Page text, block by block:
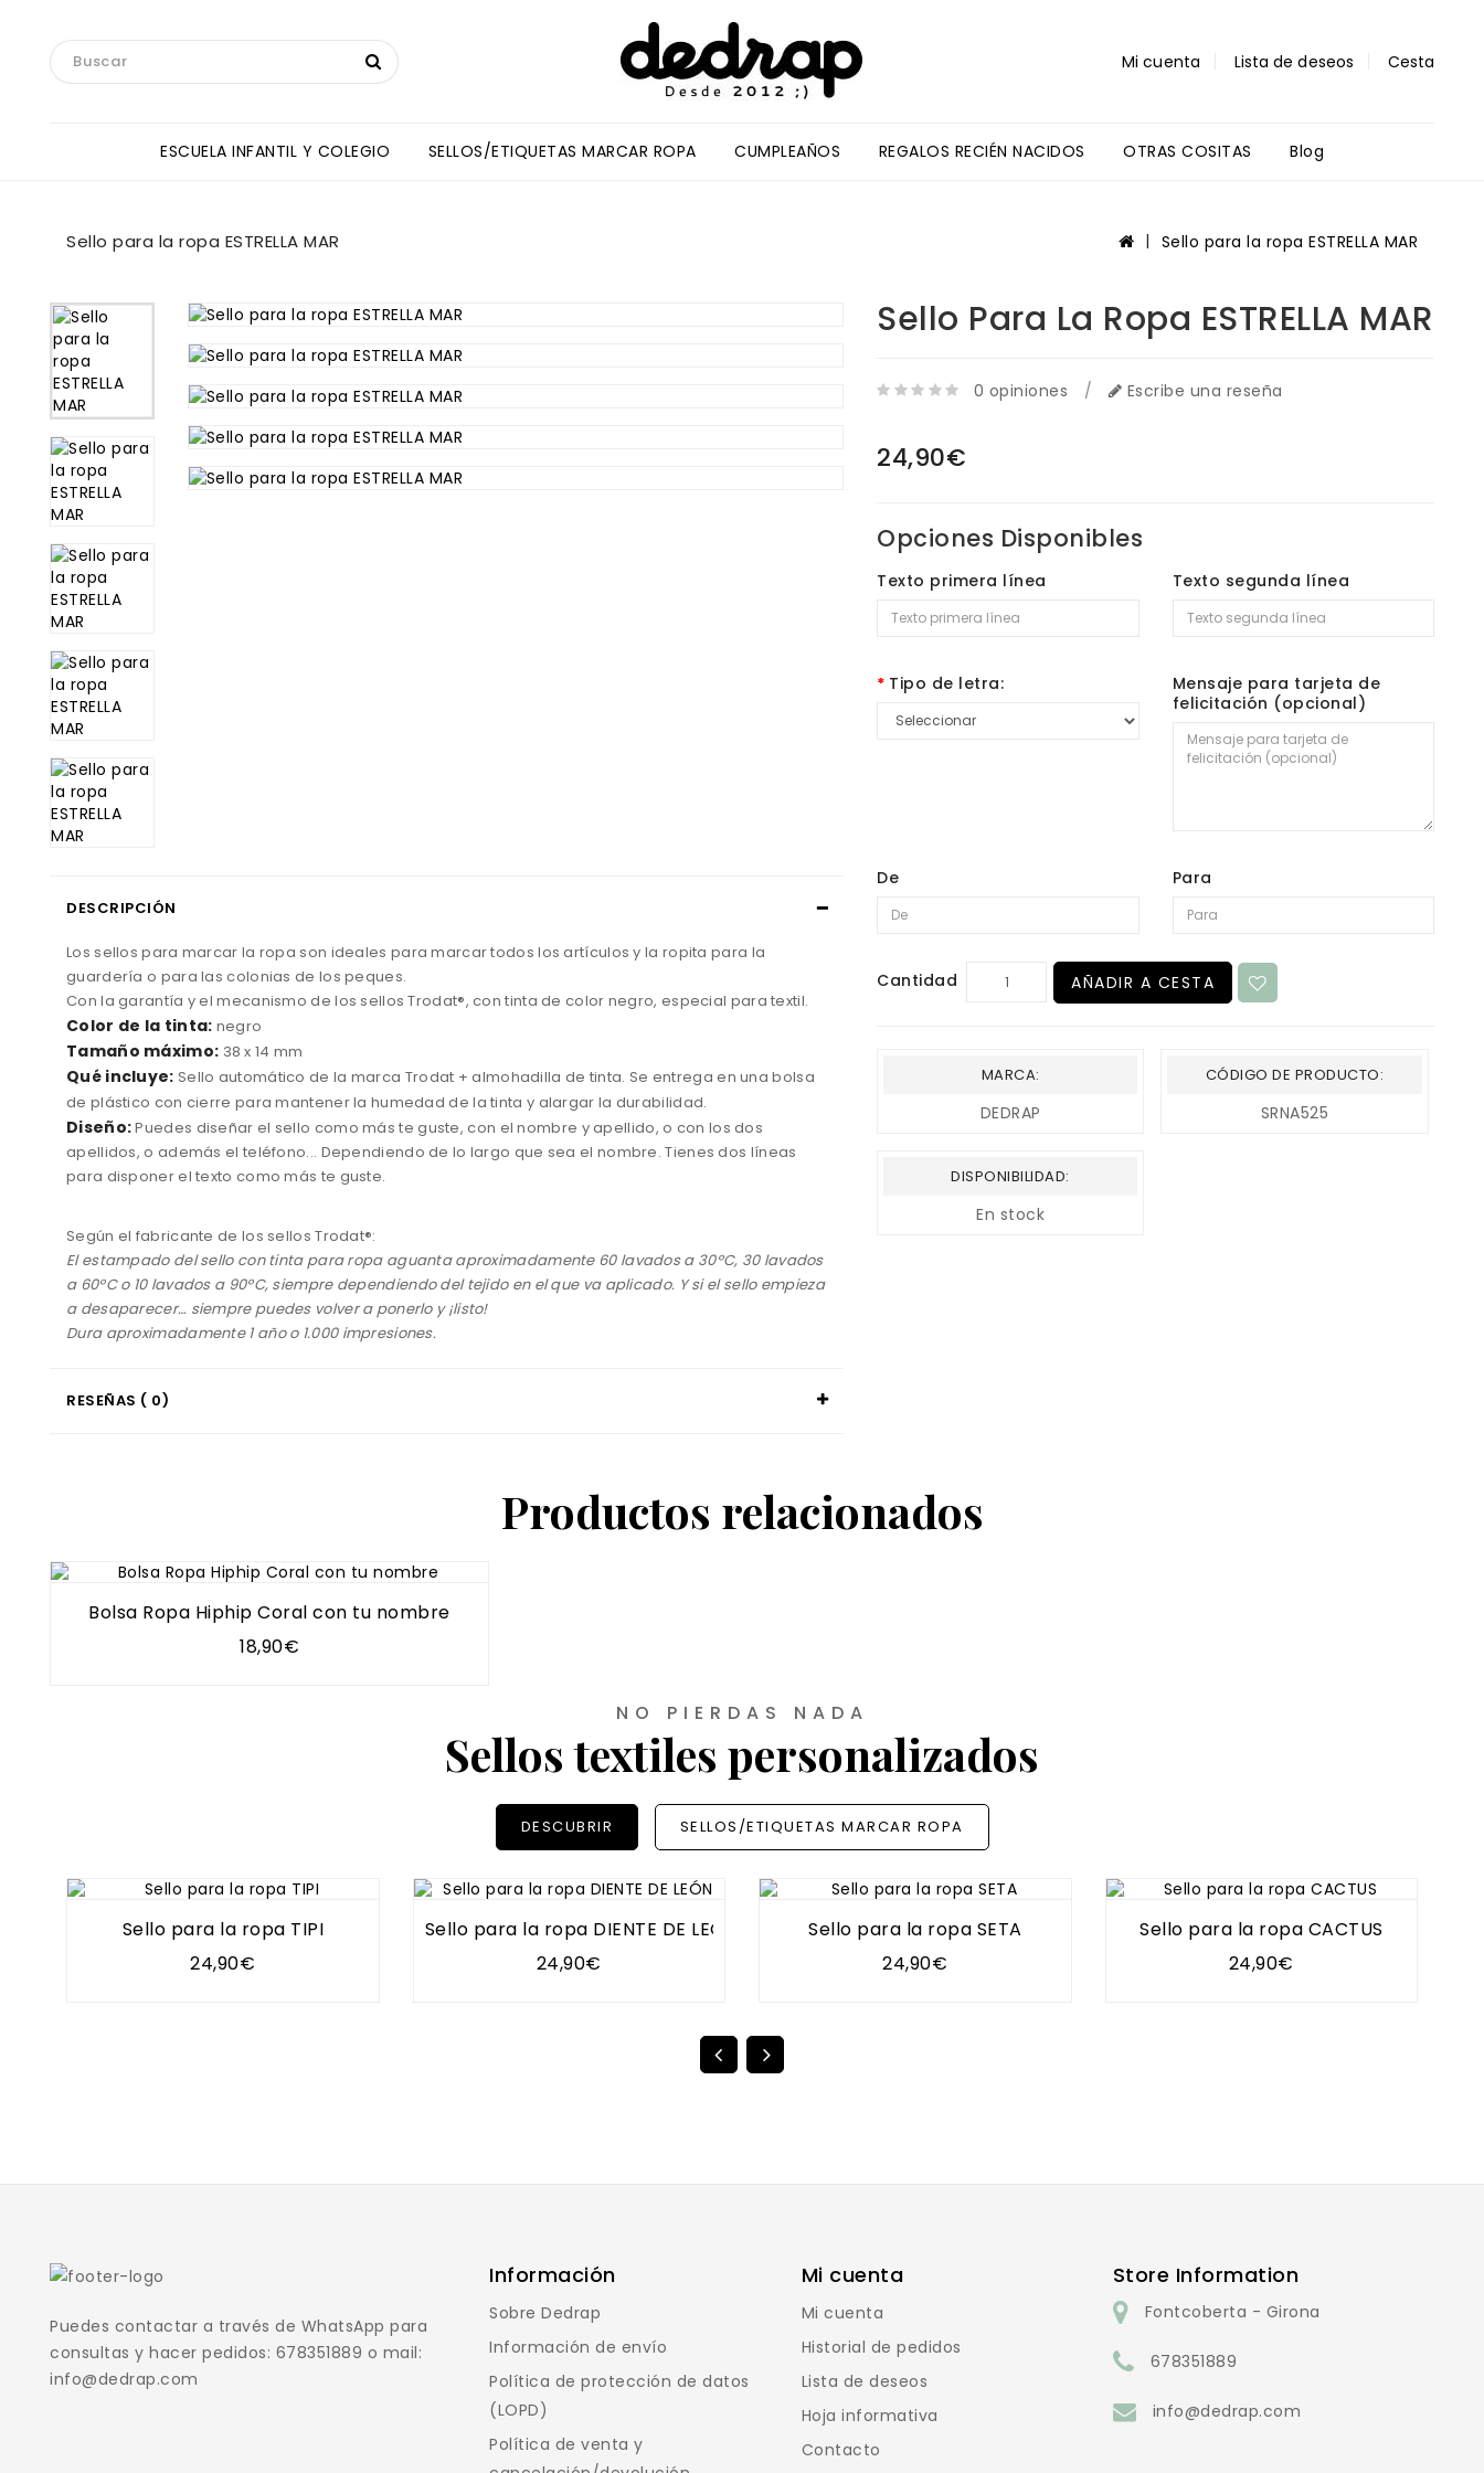
Mi cuenta Lista de deseos Cesta
ESCUELA INFANTIL Y COLEGIO SELLOS/ETIQUETAS MARCAR ROPA CUMPLEAÑOS REGALOS RECIÉN NACIDOS OTRAS COSITAS Blog
Sello para la ropa ESTRELLA MAR Sello para la ropa ESTRELLA MAR
DESCRIPCIÓN
Los sellos para marcar la ropa son ideales para marcar todos los artículos y la ropita para la
guardería o para las colonias de los peques.
Con la garantía y el mecanismo de los sellos Trodat®, con tinta de color negro, especial para textil.
Color de la tinta: negro
Tamaño máximo: 38 x 14 mm
Qué incluye: Sello automático de la marca Trodat + almohadilla de tinta. Se entrega en una bolsa
de plástico con cierre para mantener la humedad de la tinta y alargar la durabilidad.
Diseño:Puedes diseñar el sello como más te guste, con el nombre y apellido, o con los dos
apellidos, o además el teléfono... Dependiendo de lo largo que sea el nombre. Tienes dos líneas
para disponer el texto como más te guste.
Según el fabricante de los sellos Trodat®:
El estampado del sello con tinta para ropa aguanta aproximadamente 60 lavados a 30ºC, 30 lavados
a 60ºC o 10 lavados a 90ºC, siempre dependiendo del tejido en el que va aplicado. Y si el sello empieza
a desaparecer… siempre puedes volver a ponerlo y ¡listo!
Dura aproximadamente 1 año o 1.000 impresiones.
RESEÑAS ( 0)
Sello Para La Ropa ESTRELLA MAR
0 opiniones / Escribe una reseña
24,90€
Opciones Disponibles
Texto primera línea Texto segunda línea
Tipo de letra:
Mensaje para tarjeta de
felicitación (opcional)
De Para
Cantidad AÑADIR A CESTA
MARCA:
DEDRAP
CÓDIGO DE PRODUCTO:
SRNA525
DISPONIBILIDAD:
En stock
Productos relacionados
Bolsa Ropa Hiphip Coral con tu nombre
18,90€
NO PIERDAS NADA
Sellos textiles personalizados
DESCUBRIR SELLOS/ETIQUETAS MARCAR ROPA
Sello para la ropa TIPI
24,90€
Sello para la ropa DIENTE DE LEÓN
24,90€
Sello para la ropa SETA
24,90€
Sello para la ropa CACTUS
24,90€
Puedes contactar a través de WhatsApp para
consultas y hacer pedidos: 678351889 o mail:
info@dedrap.com
Información
Sobre Dedrap
Información de envío
Política de protección de datos
(LOPD)
Política de venta y
Mi cuenta
Mi cuenta
Historial de pedidos
Lista de deseos
Hoja informativa
Contacto
Store Information
Fontcoberta - Girona
678351889
info@dedrap.com